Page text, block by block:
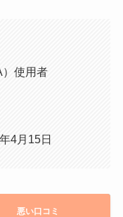
使用者
4月15日
悪い口コミ